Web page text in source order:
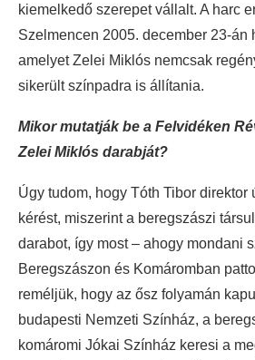
kiemelkedő szerepet vállalt. A harc
Szelmencen 2005. december 23-án
amelyet Zelei Miklós nemcsak
sikerült színpadra is állítania.
Mikor mutatják be a Felvidéken
Zelei Miklós darabját?
Úgy tudom, hogy Tóth Tibor direktor
kérést, miszerint a beregszászi
darabot, így most – ahogy mondani
Beregszászon és Komáromban
reméljük, hogy az ősz folyamán
budapesti Nemzeti Színház, a
komáromi Jókai Színház keresi a